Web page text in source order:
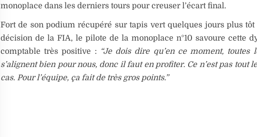
monoplace dans les derniers tours pour creuser l’écart final.
Fort de son podium récupéré sur tapis vert quelques jours plus tôt
décision de la FIA, le pilote de la monoplace n°10 savoure cette
comptable très positive :
“Je dois dire qu’en ce moment, toutes
s’alignent bien pour nous, donc il faut en profiter. Ce n’est pas tout
cas. Pour l’équipe, ça fait de très gros points.”